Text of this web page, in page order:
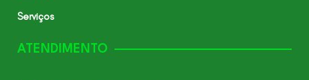
Serviços
ATENDIMENTO